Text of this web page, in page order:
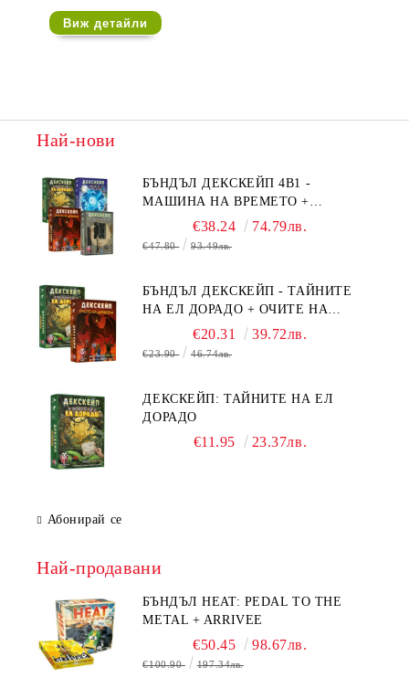
Виж детайли
Най-нови
БЪНДЪЛ ДЕКСКЕЙП 4В1 -
МАШИНА НА ВРЕМЕТО +
БЯГСТВО ОТ АЛКАТРАЗ +
ТАЙНИТЕ НА ЕЛ ДОРАДО +
€38.24 74.79лв.
€47.80 93.49лв.
БЪНДЪЛ ДЕКСКЕЙП - ТАЙНИТЕ
НА ЕЛ ДОРАДО + ОЧИТЕ НА
ДРАКОНА€20.31 39.72лв.
€23.90 46.74лв.
ДЕКСКЕЙП: ТАЙНИТЕ НА ЕЛ
ДОРАДО
€11.95 23.37лв.
Абонирай се
Най-продавани
БЪНДЪЛ HEAT: PEDAL TO THE
METAL + ARRIVEE
€50.45 98.67лв.
€100.90 197.34лв.